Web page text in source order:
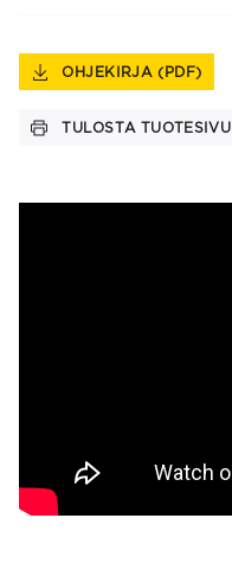
OHJEKIRJA (PDF)
TULOSTA TUOTESIVU